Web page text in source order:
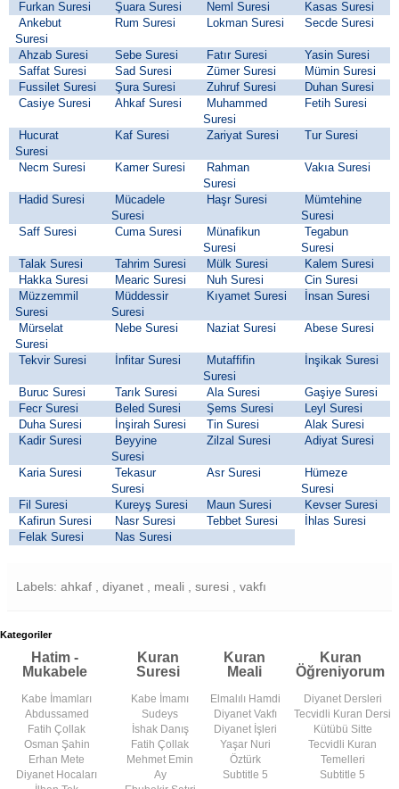
Furkan Suresi Şuara Suresi Neml Suresi
Kasas Suresi
Ankebut
Suresi
Rum Suresi Lokman Suresi Secde Suresi
Ahzab Suresi Sebe Suresi Fatır Suresi
Yasin Suresi
Saffat Suresi
Sad Suresi Zümer Suresi
Mümin Suresi
Fussilet Suresi
Şura Suresi Zuhruf Suresi
Duhan Suresi
Casiye Suresi
Ahkaf Suresi
Muhammed
Suresi
Fetih Suresi
Hucurat
Suresi
Kaf Suresi Zariyat Suresi Tur Suresi
Necm Suresi Kamer Suresi
Rahman
Suresi
Vakıa Suresi
Hadid Suresi
Mücadele
Suresi
Haşr Suresi
Mümtehine
Suresi
Saff Suresi
Cuma Suresi
Münafikun
Suresi
Tegabun
Suresi
Talak Suresi
Tahrim Suresi Mülk Suresi
Kalem Suresi
Hakka Suresi
Mearic Suresi Nuh Suresi
Cin Suresi
Müzzemmil
Suresi
Müddessir
Suresi
Kıyamet Suresi İnsan Suresi
Mürselat
Suresi
Nebe Suresi Naziat Suresi Abese Suresi
Tekvir Suresi İnfitar Suresi
Mutaffifin
Suresi
İnşikak Suresi
Buruc Suresi Tarık Suresi Ala Suresi
Gaşiye Suresi
Fecr Suresi
Beled Suresi Şems Suresi
Leyl Suresi
Duha Suresi
İnşirah Suresi Tin Suresi
Alak Suresi
Kadir Suresi
Beyyine
Suresi
Zilzal Suresi Adiyat Suresi
Karia Suresi
Tekasur
Suresi
Asr Suresi
Hümeze
Suresi
Fil Suresi
Kureyş Suresi Maun Suresi
Kevser Suresi
Kafirun Suresi
Nasr Suresi Tebbet Suresi
İhlas Suresi
Felak Suresi
Nas Suresi
Labels: ahkaf , diyanet , meali , suresi , vakfı
Kategoriler
Hatim -
Mukabele
Kuran
Suresi
Kuran
Meali
Kuran
Öğreniyorum
Kabe İmamları
Abdussamed
Fatih Çollak
Osman Şahin
Erhan Mete
Diyanet Hocaları
Kabe İmamı
Sudeys
İshak Danış
Fatih Çollak
Mehmet Emin
Ay
Elmalılı Hamdi
Diyanet Vakfı
Diyanet İşleri
Yaşar Nuri
Öztürk
Subtitle 5
Diyanet Dersleri
Tecvidli Kuran Dersi
Kütübü Sitte
Tecvidli Kuran
Temelleri
Subtitle 5